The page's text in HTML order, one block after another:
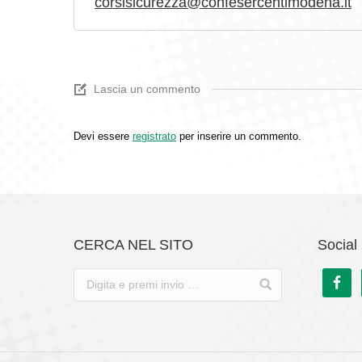
Lascia un commento
Devi essere registrato per inserire un commento.
CERCA NEL SITO Social